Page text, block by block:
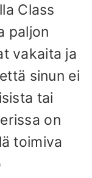
Class
paljon
vakaita ja
sinun ei
tai
on
toimiva